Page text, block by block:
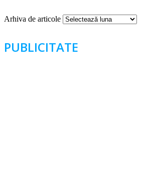
Arhiva de articole
PUBLICITATE